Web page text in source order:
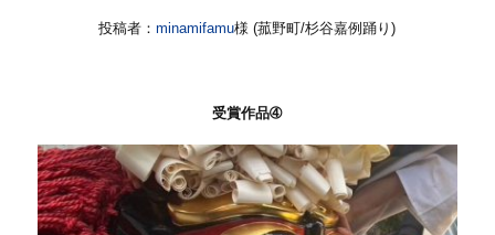
投稿者：minamifamu様 (菰野町/杉谷嘉例踊り)
受賞作品➃